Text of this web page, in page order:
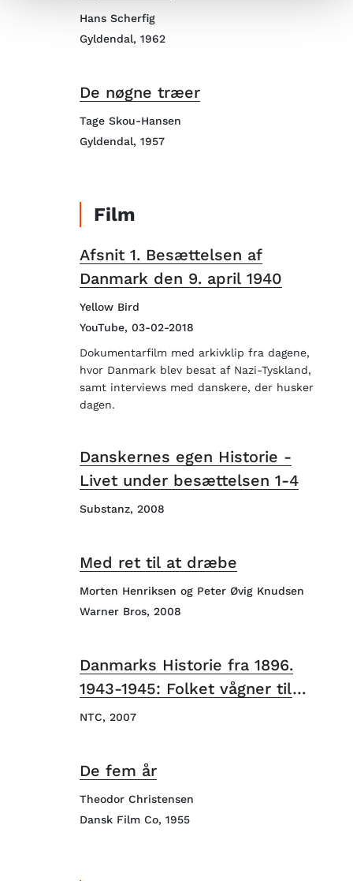
Hans Scherfig
Gyldendal, 1962
De nøgne træer
Tage Skou-Hansen
Gyldendal, 1957
Film
Afsnit 1. Besættelsen af
Danmark den 9. april 1940
Yellow Bird
YouTube, 03-02-2018
Dokumentarfilm med arkivklip fra dagene,
hvor Danmark blev besat af Nazi-Tyskland,
samt interviews med danskere, der husker
dagen.
Danskernes egen Historie -
Livet under besættelsen 1-4
Substanz, 2008
Med ret til at dræbe
Morten Henriksen og Peter Øvig Knudsen
Warner Bros, 2008
Danmarks Historie fra 1896.
1943-1945: Folket vågner til
kamp
NTC, 2007
De fem år
Theodor Christensen
Dansk Film Co, 1955